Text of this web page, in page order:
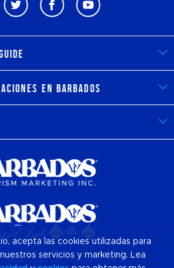
en Barbados
acepta las cookies utilizadas para
servicios y marketing. Lea